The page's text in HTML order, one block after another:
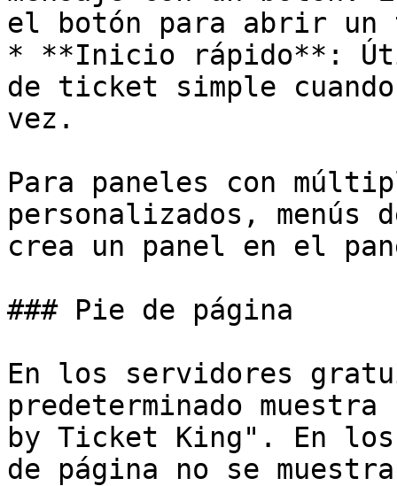
el botón para abrir
* **Inicio rápido**:
de ticket simple
vez.
Para paneles con
personalizados, menús
crea un panel en el
### Pie de página
En los servidores
predeterminado
by Ticket King". En
de página no se